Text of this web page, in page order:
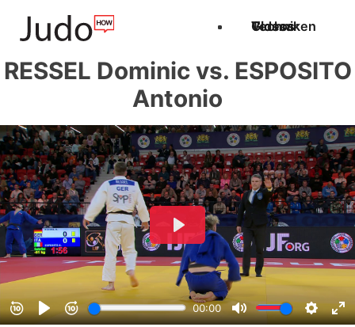
Techniken
Videos
Glossar
RESSEL Dominic vs. ESPOSITO
Antonio